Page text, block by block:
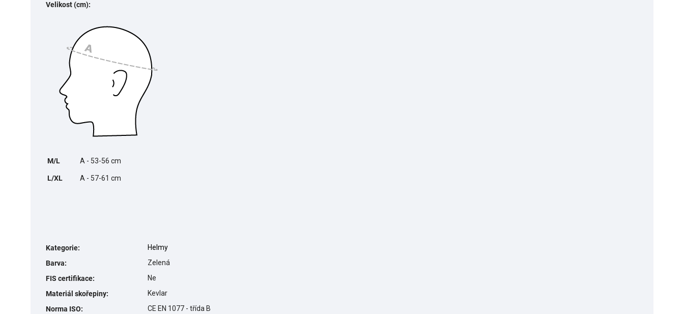
Velikost (cm):
M/L A - 53-56 cm
L/XL A - 57-61 cm
Kategorie:
Helmy
Barva:
Zelená
FIS certifikace:
Ne
Materiál skořepiny:
Kevlar
Norma ISO:
CE EN 1077 - třída B